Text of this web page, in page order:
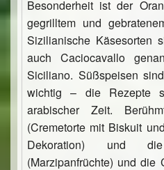
Besonderheit ist der
gegrilltem und
Sizilianische Käsesorten
auch Caciocavallo
Siciliano. Süßspeisen
wichtig – die Rezepte
arabischer Zeit.
(Cremetorte mit Biskuit
Dekoration) und
(Marzipanfrüchte) und die